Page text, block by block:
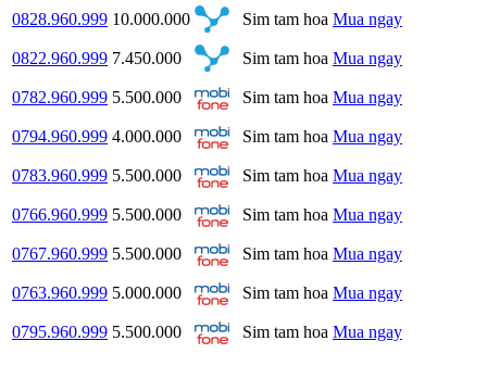
0828.960.999 10.000.000 Sim tam hoa Mua ngay
0822.960.999 7.450.000 Sim tam hoa Mua ngay
0782.960.999 5.500.000 Sim tam hoa Mua ngay
0794.960.999 4.000.000 Sim tam hoa Mua ngay
0783.960.999 5.500.000 Sim tam hoa Mua ngay
0766.960.999 5.500.000 Sim tam hoa Mua ngay
0767.960.999 5.500.000 Sim tam hoa Mua ngay
0763.960.999 5.000.000 Sim tam hoa Mua ngay
0795.960.999 5.500.000 Sim tam hoa Mua ngay